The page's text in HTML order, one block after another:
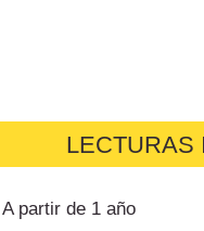
LECTURAS
A partir de 1 año